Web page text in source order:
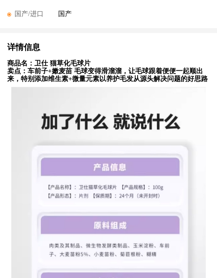
国产/进口 国产
详情信息
商品名：卫仕 猫草化毛球片
卖点：车前子+嫩麦苗 毛球变得滑溜溜，让毛球跟着便便一起顺出
来，特别添加维生素+微量元素以养护毛发从源头解决问题的好思路